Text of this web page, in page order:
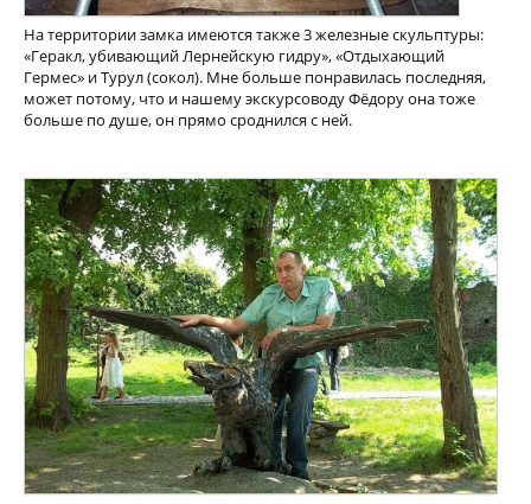
На территории замка имеются также 3 железные скульптуры:
«Геракл, убивающий Лернейскую гидру», «Отдыхающий
Гермес» и Турул (сокол). Мне больше понравилась последняя,
может потому, что и нашему экскурсоводу Фёдору она тоже
больше по душе, он прямо сроднился с ней.